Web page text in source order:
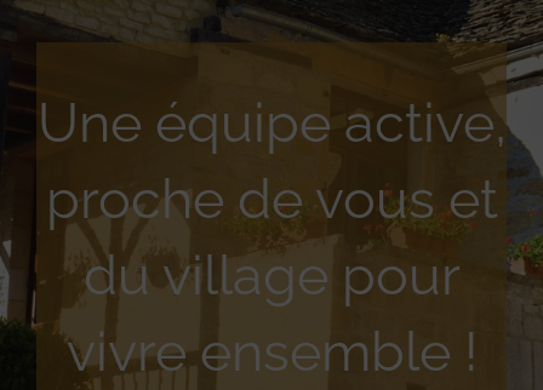
Une équipe active,
proche de vous et
du village pour
vivre ensemble !